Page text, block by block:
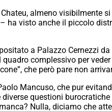
almeno visibilmente
visto anche il piccolo
a Palazzo Cernezzi
complessivo per
che però pare non
Mancuso, che pur
questioni
Nulla, diciamo che